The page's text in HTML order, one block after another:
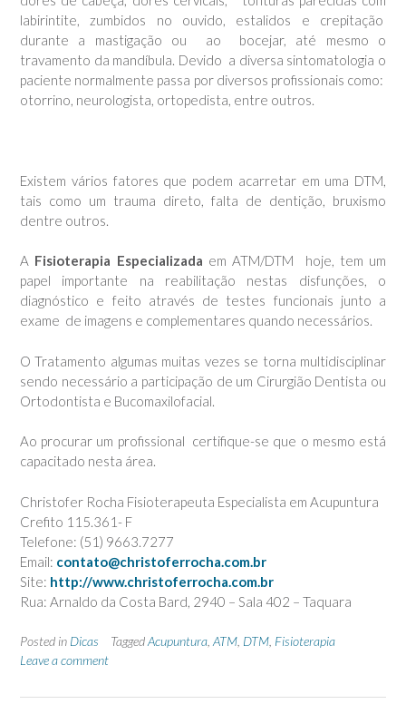
labirintite, zumbidos no ouvido, estalidos e crepitação
durante a mastigação ou ao bocejar, até mesmo o
travamento da mandíbula. Devido a diversa sintomatologia o
paciente normalmente passa por diversos profissionais como:
otorrino, neurologista, ortopedista, entre outros.
Existem vários fatores que podem acarretar em uma DTM,
tais como um trauma direto, falta de dentição, bruxismo
dentre outros.
A Fisioterapia Especializada em ATM/DTM hoje, tem um
papel importante na reabilitação nestas disfunções, o
diagnóstico e feito através de testes funcionais junto a
exame de imagens e complementares quando necessários.
O Tratamento algumas muitas vezes se torna multidisciplinar
sendo necessário a participação de um Cirurgião Dentista ou
Ortodontista e Bucomaxilofacial.
Ao procurar um profissional certifique-se que o mesmo está
capacitado nesta área.
Christofer Rocha Fisioterapeuta Especialista em Acupuntura
Crefito 115.361- F
Telefone: (51) 9663.7277
Email: contato@christoferrocha.com.br
Site: http://www.christoferrocha.com.br
Rua: Arnaldo da Costa Bard, 2940 – Sala 402 – Taquara
Posted in Dicas TaggedAcupuntura,ATM, DTM, Fisioterapia
Leave a comment